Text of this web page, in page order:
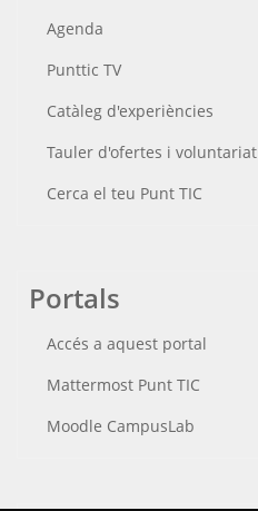
Agenda
Punttic TV
Catàleg d'experiències
Tauler d'ofertes i voluntariat
Cerca el teu Punt TIC
Portals
Accés a aquest portal
Mattermost Punt TIC
Moodle CampusLab